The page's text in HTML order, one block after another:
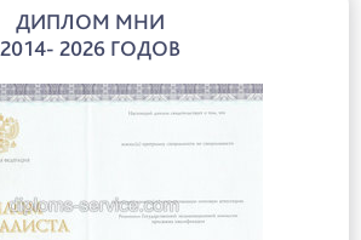
ДИПЛОМ МНИ
2014- 2026 ГОДОВ